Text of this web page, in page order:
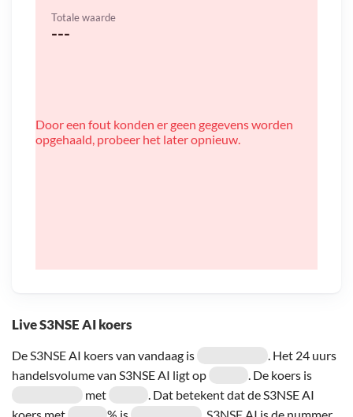
Live S3NSE AI koers
De S3NSE AI koers van vandaag is
. Het 24 uurs
handelsvolume van S3NSE AI ligt op
. De koers is
met
. Dat betekent dat de S3NSE AI
Totale waarde
---
Door een fout konden er geen gegevens worden
opgehaald, probeer het later opnieuw.